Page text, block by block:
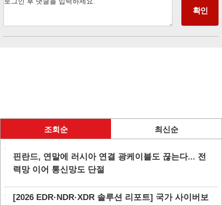
조회순 최신순
핀란드, 연말에 러시아 연결 광케이블도 끊는다... 전
력망 이어 통신망도 단절
[2026 EDR·NDR·XDR 솔루션 리포트] 국가 사이버보